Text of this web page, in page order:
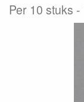
Per 10 stuks